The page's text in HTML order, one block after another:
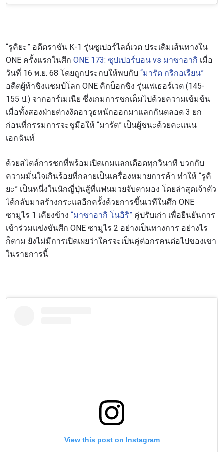
“รูคิยะ” อดีตราชัน K-1 รุ่นซูเปอร์ไลต์เวต ประเดิมเส้นทางใน
ONE ครั้งแรกในศึก ONE 173: ซุปเปอร์บอน vs มาซาอากิ เมื่อ
วันที่ 16 พ.ย. 68 โดยถูกประกบให้พบกับ “มารัต กริกอเรียน”
อดีตผู้ท้าชิงแชมป์โลก ONE คิกบ็อกซิง รุ่นเฟเธอร์เวต (145-
155 ป.) จากอาร์เมเนีย ซึ่งเกมการชกเต็มไปด้วยความเข้มข้น
เมื่อทั้งสองฝ่ายต่างงัดอาวุธหนักออกมาแลกกันตลอด 3 ยก
ก่อนที่กรรมการจะชูมือให้ “มารัต” เป็นผู้ชนะด้วยคะแนน
เอกฉันท์
ด้วยสไตล์การชกที่พร้อมเปิดเกมแลกเดือดทุกวินาที บวกกับ
ความมั่นใจเกินร้อยที่กลายเป็นเครื่องหมายการค้า ทำให้ “รูคิ
ยะ” เป็นหนึ่งในนักญี่ปุ่นสู้ที่แฟนมวยจับตามอง โดยล่าสุดเจ้าตัว
ได้กลับมาสร้างกระแสอีกครั้งด้วยการขึ้นเวทีในศึก ONE
ซามูไร 1 เคียงข้าง “มาซาอากิ โนอิริ” คู่ปรับเก่า เพื่อยืนยันการ
เข้าร่วมแข่งขันศึก ONE ซามูไร 2 อย่างเป็นทางการ อย่างไร
ก็ตาม ยังไม่มีการเปิดเผยว่าใครจะเป็นคู่ต่อกรคนต่อไปของเขา
ในรายการนี้
View this post on Instagram